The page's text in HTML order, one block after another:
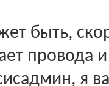
быть,
провода
я